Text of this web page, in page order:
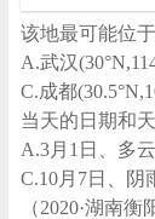
该地最可能位于
A.武汉
C.成都
当天的日期和
A.3月1日、多
C.10月7日、阴
（2020·湖南